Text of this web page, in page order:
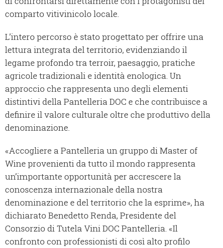
comparto vitivinicolo locale.
L’intero percorso è stato progettato per offrire una
lettura integrata del territorio, evidenziando il
legame profondo tra terroir, paesaggio, pratiche
agricole tradizionali e identità enologica. Un
approccio che rappresenta uno degli elementi
distintivi della Pantelleria DOC e che contribuisce a
definire il valore culturale oltre che produttivo della
denominazione.
«Accogliere a Pantelleria un gruppo di Master of
Wine provenienti da tutto il mondo rappresenta
un’importante opportunità per accrescere la
conoscenza internazionale della nostra
denominazione e del territorio che la esprime», ha
dichiarato Benedetto Renda, Presidente del
Consorzio di Tutela Vini DOC Pantelleria. «Il
confronto con professionisti di così alto profilo